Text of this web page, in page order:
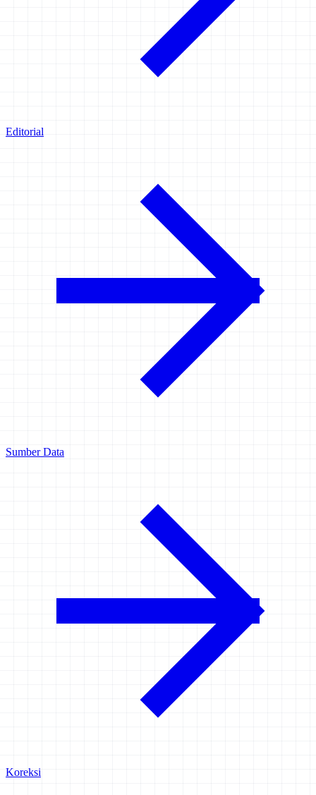
Editorial
Sumber Data
Koreksi